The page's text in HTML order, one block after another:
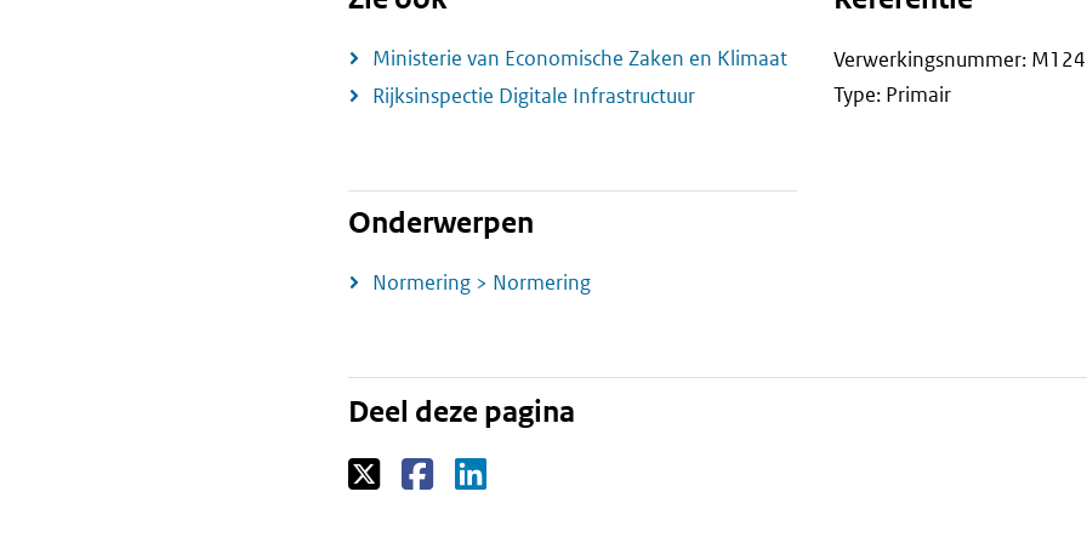
Ministerie van Economische Zaken en Klimaat
Rijksinspectie Digitale Infrastructuur
Verwerkingsnummer:
Type: Primair
Onderwerpen
Normering > Normering
Deel deze pagina